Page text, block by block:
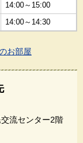
14:00～15:00
14:00～14:30
お部屋
流センター2階